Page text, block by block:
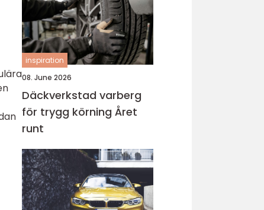
inspiration
08. June 2026
Däckverkstad varberg
för trygg körning Året
runt